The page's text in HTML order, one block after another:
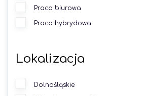
Praca biurowa
Praca hybrydowa
Lokalizacja
Dolnośląskie